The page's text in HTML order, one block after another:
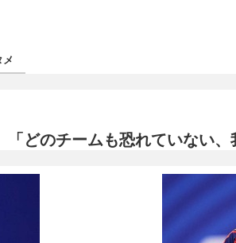
メ
どのチームも恐れていない、